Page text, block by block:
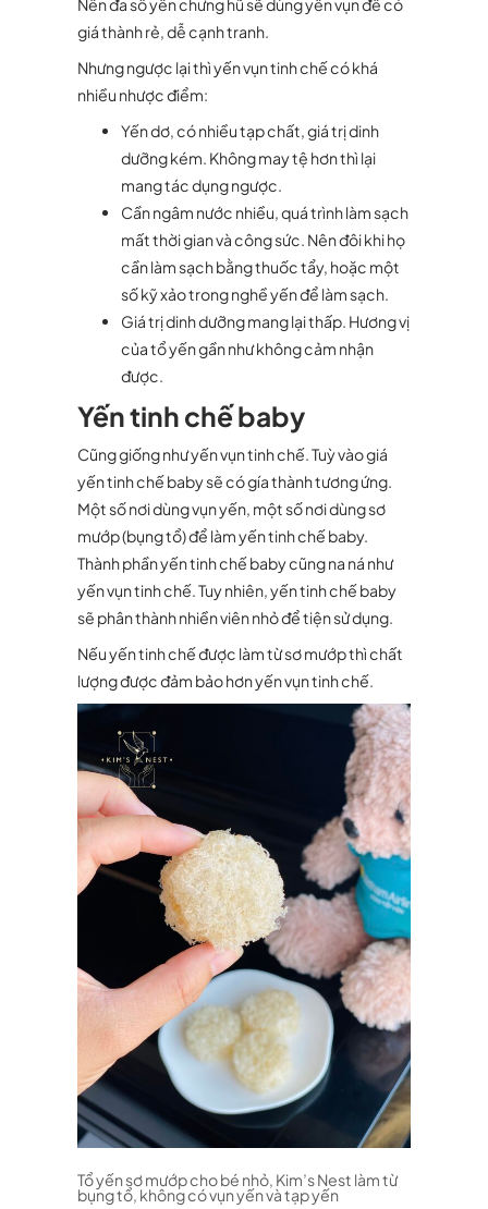
Nên đa số yến chưng hũ sẽ dùng yến vụn để có
giá thành rẻ, dễ cạnh tranh.
Nhưng ngược lại thì yến vụn tinh chế có khá
nhiều nhược điểm:
Yến dơ, có nhiều tạp chất, giá trị dinh
dưỡng kém. Không may tệ hơn thì lại
mang tác dụng ngược.
Cần ngâm nước nhiều, quá trình làm sạch
mất thời gian và công sức. Nên đôi khi họ
cần làm sạch bằng thuốc tẩy, hoặc một
số kỹ xảo trong nghề yến để làm sạch.
Giá trị dinh dưỡng mang lại thấp. Hương vị
của tổ yến gần như không cảm nhận
được.
Yến tinh chế baby
Cũng giống như yến vụn tinh chế. Tuỳ vào giá
yến tinh chế baby sẽ có gía thành tương ứng.
Một số nơi dùng vụn yến, một số nơi dùng sơ
mướp (bụng tổ) để làm yến tinh chế baby.
Thành phần yến tinh chế baby cũng na ná như
yến vụn tinh chế. Tuy nhiên, yến tinh chế baby
sẽ phân thành nhiền viên nhỏ để tiện sử dụng.
Nếu yến tinh chế được làm từ sơ mướp thì chất
lượng được đảm bảo hơn yến vụn tinh chế.
Tổ yến sơ mướp cho bé nhỏ, Kim’s Nest làm từ
bụng tổ, không có vụn yến và tạp yến